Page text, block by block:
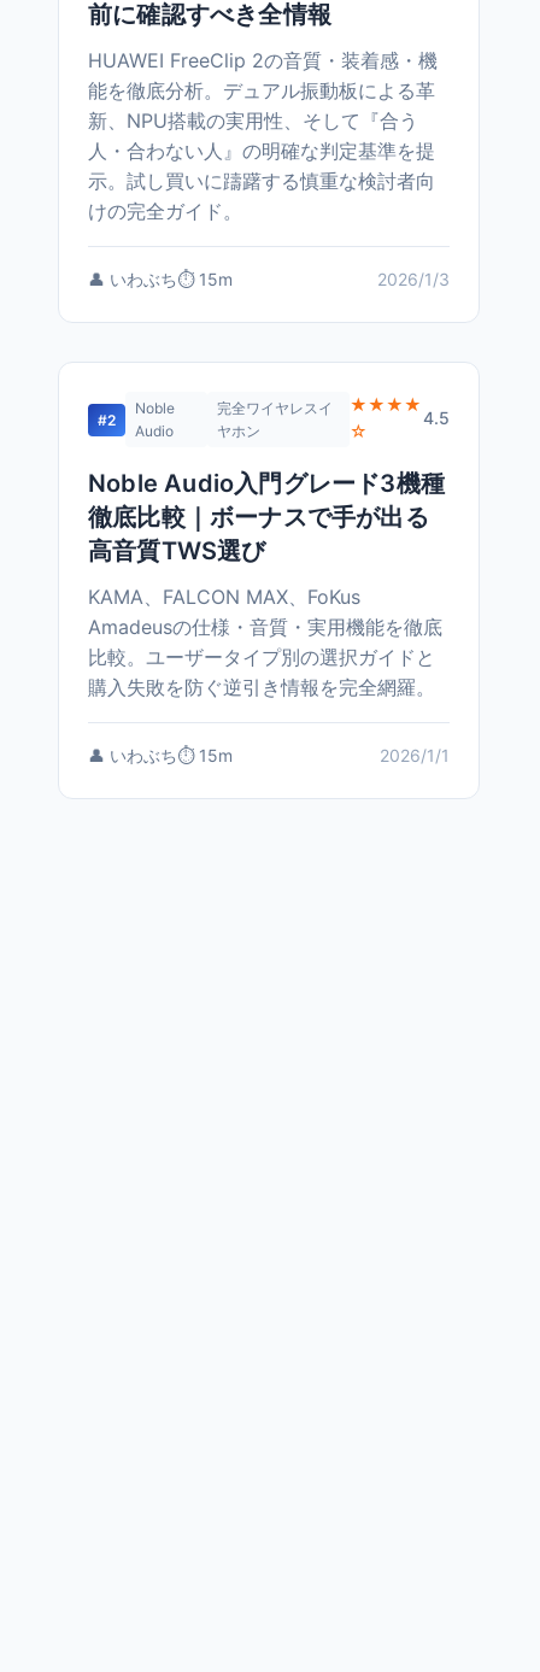
前に確認すべき全情報
HUAWEI FreeClip 2の音質・装着感・機
能を徹底分析。デュアル振動板による革
新、NPU搭載の実用性、そして『合う
人・合わない人』の明確な判定基準を提
示。試し買いに躊躇する慎重な検討者向
けの完全ガイド。
👤 いわぶち⏱️ 15m 2026/1/3
#2
Noble
Audio
完全ワイヤレスイ
ヤホン
★★★★
☆
4.5
Noble Audio入門グレード3機種
徹底比較｜ボーナスで手が出る
高音質TWS選び
KAMA、FALCON MAX、FoKus
Amadeusの仕様・音質・実用機能を徹底
比較。ユーザータイプ別の選択ガイドと
購入失敗を防ぐ逆引き情報を完全網羅。
👤 いわぶち⏱️ 15m 2026/1/1